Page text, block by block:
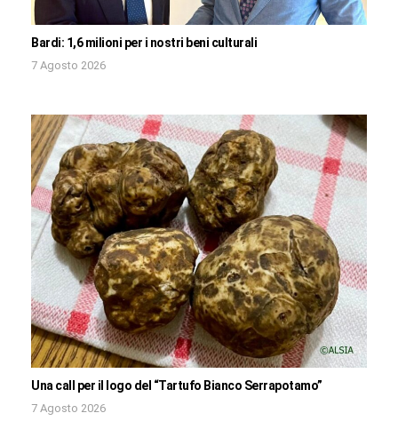
Bardi: 1,6 milioni per i nostri beni culturali
7 Agosto 2026
Una call per il logo del “Tartufo Bianco Serrapotamo”
7 Agosto 2026